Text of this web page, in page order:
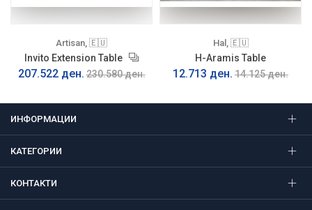
Artisan, 🇪🇺
Invito Extension Table
207.522 ден. 230.580 ден.
Hal, 🇪🇺
H-Aramis Table
12.713 ден. 14.125 ден.
ИНФОРМАЦИИ
КАТЕГОРИИ
КОНТАКТИ